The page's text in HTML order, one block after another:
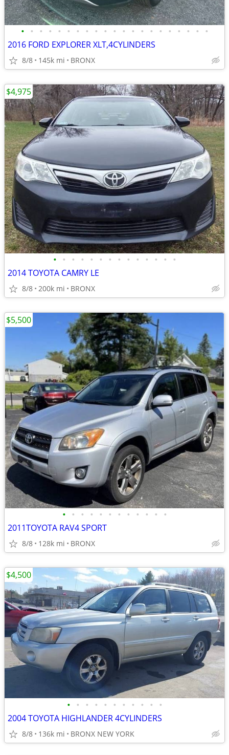
• • • • • • • • • • • • • • • • • • • • •
2016 FORD EXPLORER XLT,4CYLINDERS
8/8 145k mi BRONX
• • • • • • • • • • • • • •
2014 TOYOTA CAMRY LE
8/8 200k mi BRONX
$4,975
• • • • • • • • • • • •
2011TOYOTA RAV4 SPORT
8/8 128k mi BRONX
$5,500
• • • • • • • • • • •
2004 TOYOTA HIGHLANDER 4CYLINDERS
8/8 136k mi BRONX NEW YORK
$4,500